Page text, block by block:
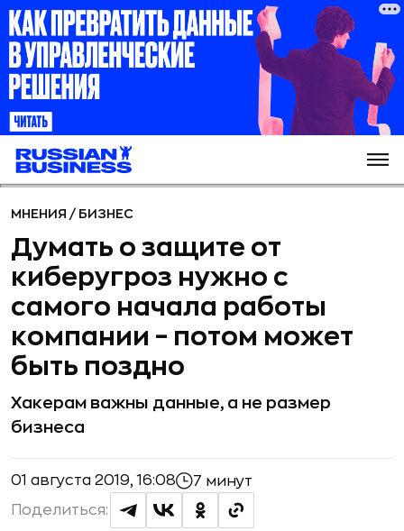
МНЕНИЯ / БИЗНЕС
Думать о защите от
киберугроз нужно с
самого начала работы
компании – потом может
быть поздно
Хакерам важны данные, а не размер
бизнеса
01 августа 2019, 16:08 7 минут
Поделиться: